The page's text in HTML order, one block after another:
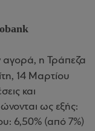
αγορά, η Τράπεζα
14 Μαρτίου
και
ως εξής:
6,50% (από 7%)